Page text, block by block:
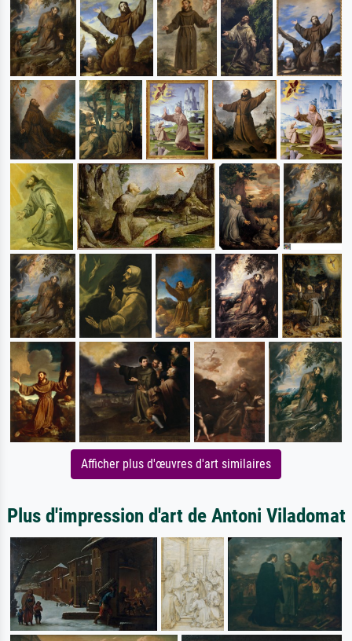
Afficher plus d'œuvres d'art similaires
Plus d'impression d'art de Antoni Viladomat